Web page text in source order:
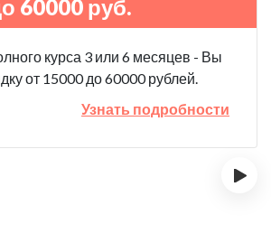
60000 руб.
курса 3 или 6 месяцев - Вы
от 15000 до 60000 рублей.
Узнать подробности
›